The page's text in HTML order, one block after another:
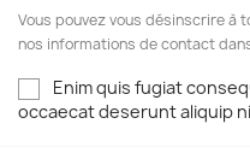
Vous pouvez vous désinscrire à
nos informations de contact
Enim quis fugiat
occaecat deserunt aliquip